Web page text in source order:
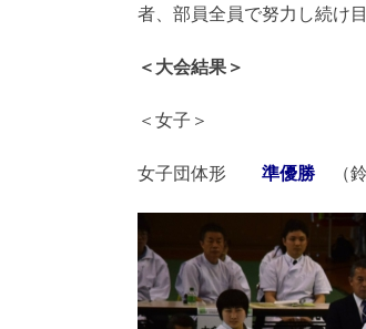
者、部員全員で努力し続け
＜大会結果＞
＜女子＞
女子団体形 準優勝 （